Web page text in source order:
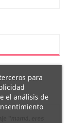
"
para
el análisis de